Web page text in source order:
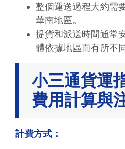
整個運送過程大約需
華南地區。
提貨和派送時間通常
體依據地區而有所不同
小三通貨運
費用計算與
計費方式：